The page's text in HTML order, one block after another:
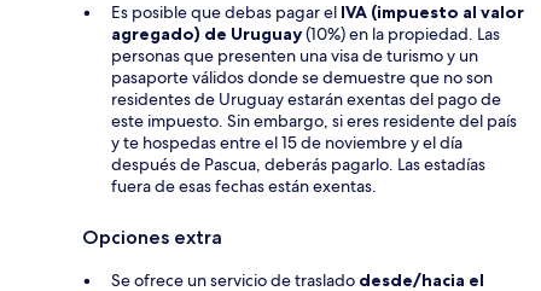
Es posible que debas pagar el IVA (impuesto al valor
agregado) de Uruguay(10%) en la propiedad. Las
personas que presenten una visa de turismo y un
pasaporte válidos donde se demuestre que no son
residentes de Uruguay estarán exentas del pago de
este impuesto. Sin embargo, si eres residente del país
y te hospedas entre el 15 de noviembre y el día
después de Pascua, deberás pagarlo. Las estadías
fuera de esas fechas están exentas.
Opciones extra
Se ofrece un servicio de traslado desde/hacia el